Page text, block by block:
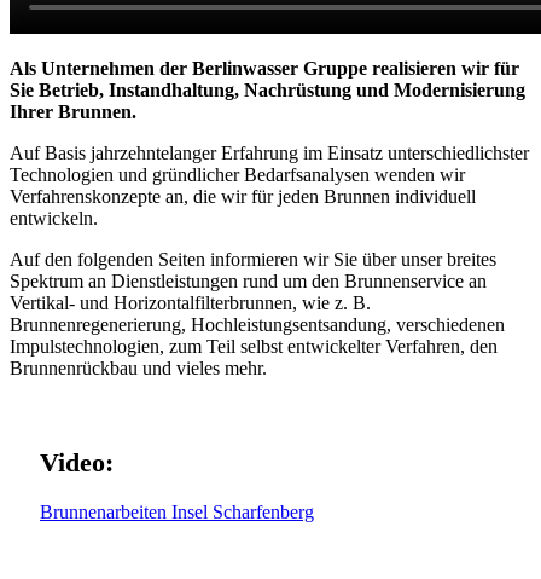
Als Unternehmen der Berlinwasser Gruppe realisieren wir für
Sie Betrieb, Instandhaltung, Nachrüstung und Modernisierung
Ihrer Brunnen.
Auf Basis jahrzehntelanger Erfahrung im Einsatz unterschiedlichster
Technologien und gründlicher Bedarfsanalysen wenden wir
Verfahrenskonzepte an, die wir für jeden Brunnen individuell
entwickeln.
Auf den folgenden Seiten informieren wir Sie über unser breites
Spektrum an Dienstleistungen rund um den Brunnenservice an
Vertikal- und Horizontalfilterbrunnen, wie z. B.
Brunnenregenerierung, Hochleistungsentsandung, verschiedenen
Impulstechnologien, zum Teil selbst entwickelter Verfahren, den
Brunnenrückbau und vieles mehr.
Video:
Brunnenarbeiten Insel Scharfenberg